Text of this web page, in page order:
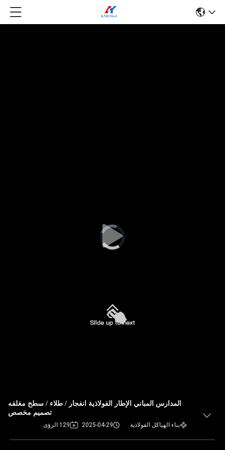
Video
Player
loading.
المدارس المباني الإطار الفولاذية انفجار / طلاء / سطح مغلفه
تصميم مخصص
بناء الهياكل الفولاذية 2025-04-29 129 الرؤى